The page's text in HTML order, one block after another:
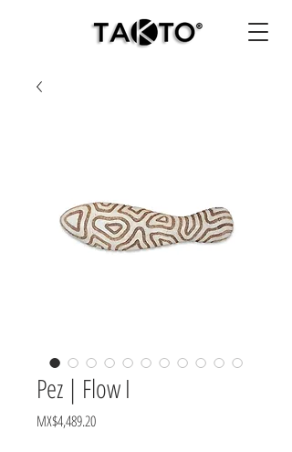
Pez | Flow I
MX$4,489.20Price